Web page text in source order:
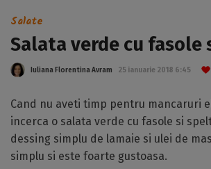
Salate
Salata verde cu fasole
Iuliana Florentina Avram 25 ianuarie 2018 6:45
Cand nu aveti timp pentru mancaruri
incerca o salata verde cu fasole si
dessing simplu de lamaie si ulei de
simplu si este foarte gustoasa.